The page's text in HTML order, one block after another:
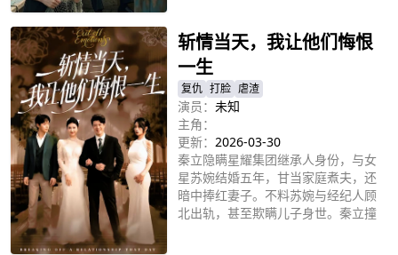
斩情当天，我让他们悔恨
一生
复仇 打脸 虐渣
演员： 未知
主角：
更新： 2026-03-30
秦立隐瞒星耀集团继承人身份，与女
星苏婉结婚五年，甘当家庭煮夫，还
暗中捧红妻子。不料苏婉与经纪人顾
北出轨，甚至欺瞒儿子身世。秦立撞